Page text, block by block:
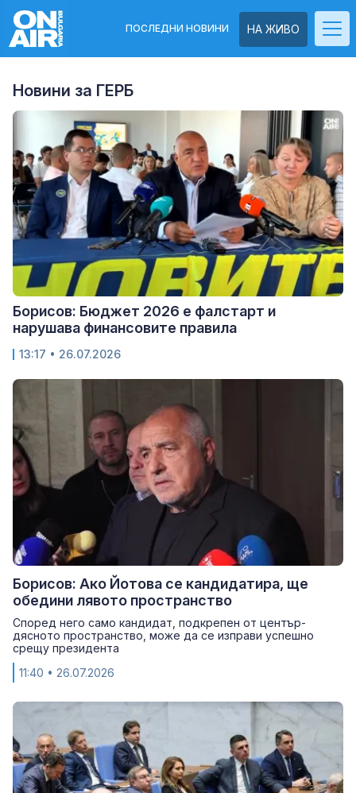
НА ЖИВО
ПОСЛЕДНИ НОВИНИ
Новини за ГЕРБ
Борисов: Бюджет 2026 е фалстарт и
нарушава финансовите правила
13:17 • 26.07.2026
Борисов: Ако Йотова се кандидатира, ще
обедини лявото пространство
Според него само кандидат, подкрепен от център-
дясното пространство, може да се изправи успешно
срещу президента
11:40 • 26.07.2026